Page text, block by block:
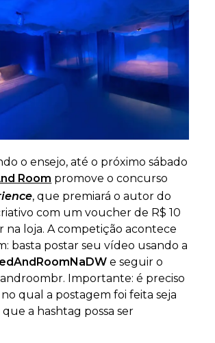
o ensejo, até o próximo sábado
Room promove o concurso
, que premiará o autor do
com um voucher de R$ 10
na loja. A competição acontece
basta postar seu vídeo usando a
e seguir o
Importante: é preciso
qual a postagem foi feita seja
a hashtag possa ser